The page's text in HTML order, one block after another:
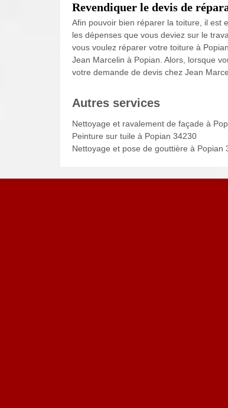
Revendiquer le devis de
Afin pouvoir bien réparer la toiture, il est
les dépenses que vous deviez sur le
vous voulez réparer votre toiture à
Jean Marcelin à Popian. Alors, lorsque
votre demande de devis chez Jean
Autres services
Nettoyage et ravalement de façade à
Peinture sur tuile à Popian 34230
Nettoyage et pose de gouttière à Popian